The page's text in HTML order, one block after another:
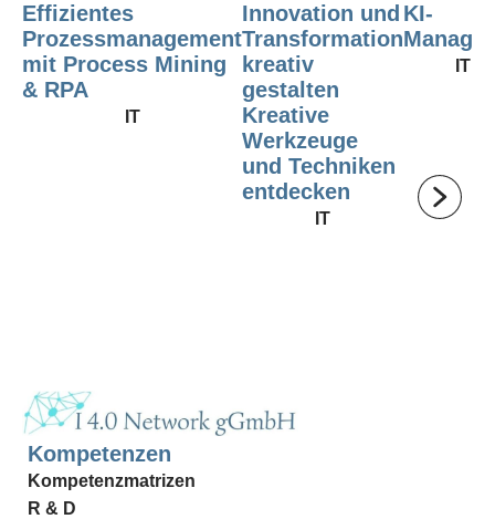
Effizientes
Prozessmanagement
mit Process Mining
& RPA
IT
Innovation und
Transformation
kreativ
gestalten
Kreative
Werkzeuge
und Techniken
entdecken
IT
KI-
IT
Kompetenzen
Kompetenzmatrizen
R & D